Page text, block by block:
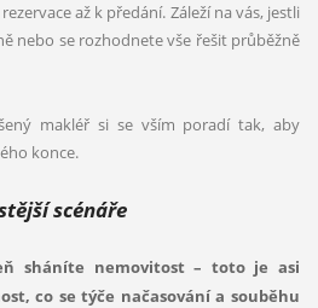
až k předání. Záleží na vás, jestli
nebo se rozhodnete vše řešit průběžně
makléř si se vším poradí tak, aby
konce.
scénáře
sháníte nemovitost – toto je asi
co se týče načasování a souběhu